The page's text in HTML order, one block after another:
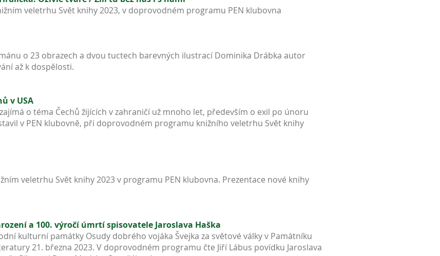
veletrhu Svět knihy 2023, v doprovodném programu PEN klubovna
o 23 obrazech a dvou tuctech barevných ilustrací Dominika Drábka autor
až k dospělosti.
v USA
o téma Čechů žijících v zahraničí už mnoho let, především o exil po únoru
v PEN klubovně, při doprovodném programu knižního veletrhu Svět knihy
veletrhu Svět knihy 2023 v programu PEN klubovna. Prezentace nové knihy
a 100. výročí úmrtí spisovatele Jaroslava Haška
kulturní památky Osudy dobrého vojáka Švejka za světové války v Památníku
21. března 2023. V doprovodném programu čte Jiří Lábus povídku Jaroslava